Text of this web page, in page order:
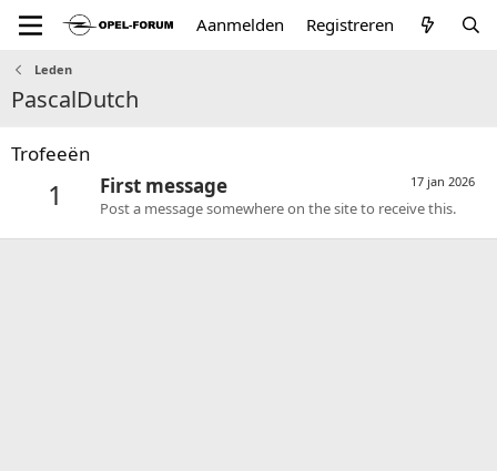
Aanmelden Registreren
Leden
PascalDutch
Trofeeën
1 17 jan 2026
First message
Post a message somewhere on the site to receive this.